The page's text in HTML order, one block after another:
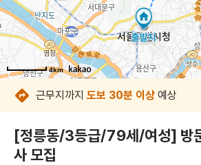
4km
4km
4km
4km
4km
4km
근무지까지 도보 30분 이상 예상
[정릉동/3등급/79세/여성] 방
사 모집